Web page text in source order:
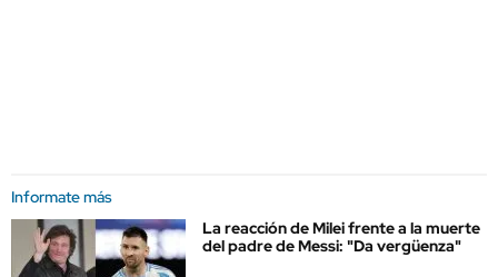
Informate más
La reacción de Milei frente a la muerte
del padre de Messi: "Da vergüenza"